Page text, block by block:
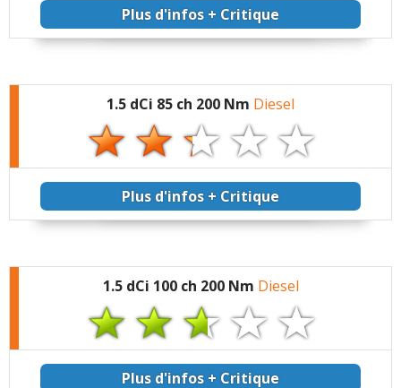
Plus d'infos + Critique
1.5 dCi 85 ch 200 Nm Diesel
Plus d'infos + Critique
1.5 dCi 100 ch 200 Nm Diesel
Plus d'infos + Critique